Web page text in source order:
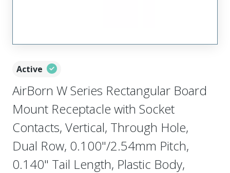
Active
AirBorn W Series Rectangular Board
Mount Receptacle with Socket
Contacts, Vertical, Through Hole,
Dual Row, 0.100"/2.54mm Pitch,
0.140" Tail Length, Plastic Body,